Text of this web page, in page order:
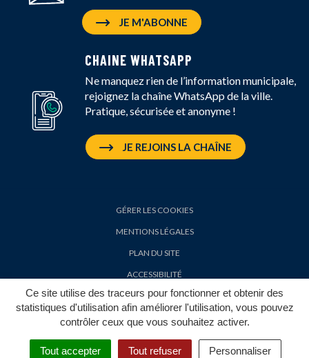
Ce site utilise des traceurs pour fonctionner et obtenir des
statistiques d'utilisation afin améliorer l'utilisation, vous pouvez
contrôler ceux que vous souhaitez activer.
Tout accepter Tout refuser Personnaliser
JE M'ABONNE
CHAINE WHATSAPP
Ne manquez rien de l’information municipale,
rejoignez la chaîne WhatsApp de la ville.
Pratique, sécurisée et anonyme !
JE REJOINS LA CHAÎNE
GÉRER LES COOKIES
MENTIONS LÉGALES
PLAN DU SITE
ACCESSIBILITÉ
POLITIQUE DE CONFIDENTIALITÉ